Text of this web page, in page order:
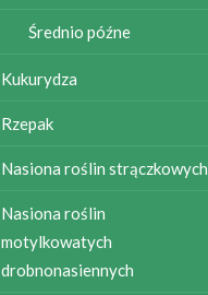
Średnio późne
Kukurydza
Rzepak
Nasiona roślin strączkowych
Nasiona roślin
motylkowatych
drobnonasiennych